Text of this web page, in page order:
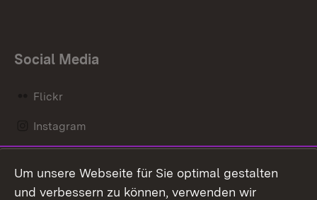
Social Media
Flickr
Instagram
Mastodon
Um unsere Webseite für Sie optimal gestalten
und verbessern zu können, verwenden wir